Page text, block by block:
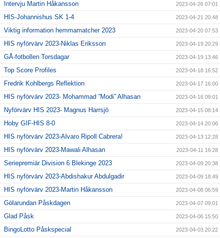
Intervju Martin Håkansson 2023-04-26 07:01
HIS-Johannishus SK 1-4 2023-04-21 20:48
Viktig information hemmamatcher 2023 2023-04-20 07:53
HIS nyförvärv 2023-Niklas Eriksson 2023-04-19 20:29
GÅ-fotbollen Torsdagar 2023-04-19 13:46
Top Score Profiles 2023-04-18 16:52
Fredrik Kohlbergs Reflektion 2023-04-17 16:00
HIS nyförvärv 2023- Mohammad ”Modi” Alhasan 2023-04-16 09:01
Nyförvärv HIS 2023- Magnus Harrsjö 2023-04-15 08:14
Hoby GIF-HIS 8-0 2023-04-14 20:06
HIS nyförvärv 2023-Alvaro Ripoll Cabrera! 2023-04-13 12:28
HIS nyförvärv 2023-Mawali Alhasan 2023-04-11 16:28
Seriepremiär Division 6 Blekinge 2023 2023-04-09 20:38
HIS nyförvärv 2023-Abdishakur Abdulgadir 2023-04-09 18:49
HIS nyförvärv 2023-Martin Håkansson 2023-04-08 06:59
Gölarundan Påskdagen 2023-04-07 09:01
Glad Påsk 2023-04-06 15:50
BingoLotto Påskspecial 2023-04-03 20:22